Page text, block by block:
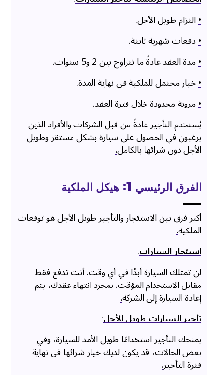
•التزام طويل الأجل.
•دفعات شهرية ثابتة.
•مدة العقد عادةً ما تتراوح بين 2 و5 سنوات.
•خيار محتمل للملكية في نهاية المدة.
•مرونة محدودة خلال فترة العقد.
يُستخدم التأجير عادةً من قبل الشركات والأفراد الذين
يرغبون في الحصول على سيارة بشكل مستقر وطويل
الأجل دون شرائها بالكامل.
الفرق الرئيسي 1: هيكل الملكية
أكبر فرق بين الاستئجار والتأجير طويل الأجل هو توقعات
الملكية.
استئجار السيارات:
لن تمتلك السيارة أبدًا في أي وقت. أنت تدفع فقط
مقابل الاستخدام المؤقت. بمجرد انتهاء عقدك، يتم
إعادة السيارة إلى الشركة.
تأجير السيارات طويل الأجل:
يمنحك التأجير استخدامًا طويل الأمد للسيارة، وفي
بعض الحالات، قد يكون لديك خيار شرائها في نهاية
فترة التأجير.